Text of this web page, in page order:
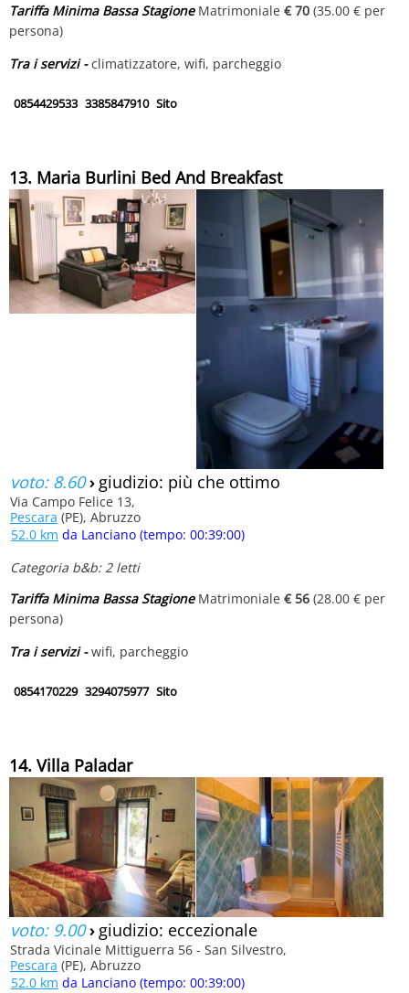
Tariffa Minima Bassa StagioneMatrimoniale € 70 (35.00 € per
persona)
Tra i servizi -climatizzatore, wifi, parcheggio
0854429533 3385847910 Sito
13. Maria Burlini Bed And Breakfast
voto: 8.60› giudizio: più che ottimo
Via Campo Felice 13,
Pescara (PE), Abruzzo
52.0 km da Lanciano (tempo: 00:39:00)
Categoria b&b: 2 letti
Tariffa Minima Bassa StagioneMatrimoniale € 56 (28.00 € per
persona)
Tra i servizi -wifi, parcheggio
0854170229 3294075977 Sito
14. Villa Paladar
voto: 9.00› giudizio: eccezionale
Strada Vicinale Mittiguerra 56 - San Silvestro,
Pescara (PE), Abruzzo
52.0 km da Lanciano (tempo: 00:39:00)